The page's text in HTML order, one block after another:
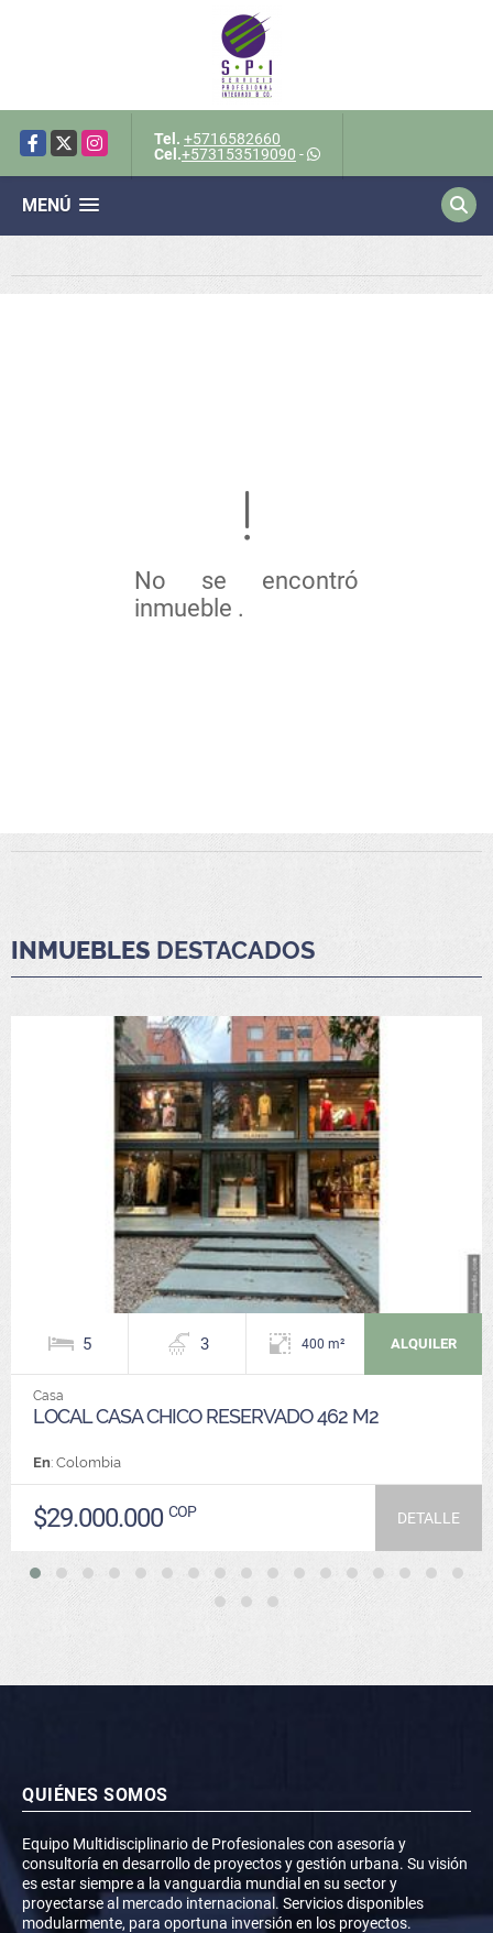
Facebook
X Instagram Tel. +5716582660
Cel.+573153519090 -
MENÚ
No se encontró
inmueble .
INMUEBLES DESTACADOS
5 3 400 m² ALQUILER
Casa
LOCAL CASA CHICO RESERVADO 462 M2
En: Colombia
$29.000.000 COP DETALLE
QUIÉNES SOMOS
Equipo Multidisciplinario de Profesionales con asesoría y
consultoría en desarrollo de proyectos y gestión urbana. Su visión
es estar siempre a la vanguardia mundial en su sector y
proyectarse al mercado internacional. Servicios disponibles
modularmente, para oportuna inversión en los proyectos.